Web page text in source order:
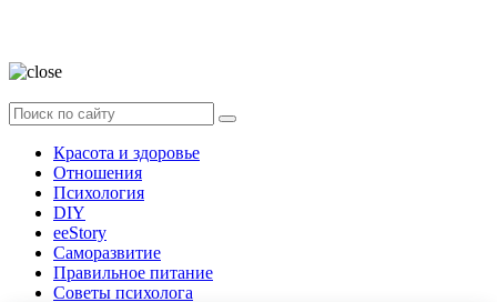
Красота и здоровье
Отношения
Психология
DIY
ееStory
Саморазвитие
Правильное питание
Советы психолога